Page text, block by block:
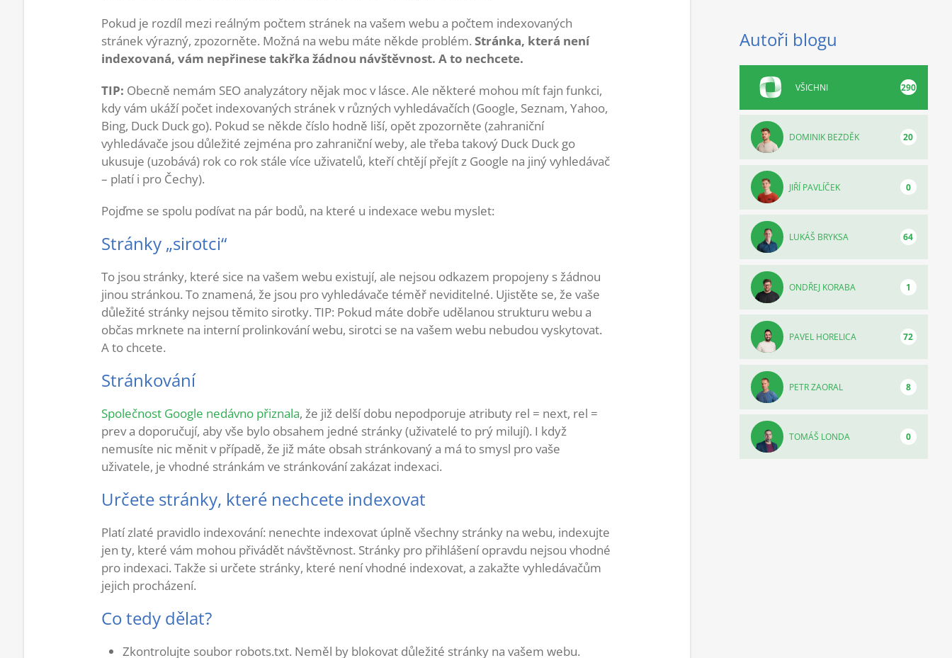
Pokud je rozdíl mezi reálným počtem stránek na vašem webu a počtem indexovaných
stránek výrazný, zpozorněte. Možná na webu máte někde problém. Stránka, která není
indexovaná, vám nepřinese takřka žádnou návštěvnost. A to nechcete.
TIP: Obecně nemám SEO analyzátory nějak moc v lásce. Ale některé mohou mít fajn funkci,
kdy vám ukáží počet indexovaných stránek v různých vyhledávačích (Google, Seznam, Yahoo,
Bing, Duck Duck go). Pokud se někde číslo hodně liší, opět zpozorněte (zahraniční
vyhledávače jsou důležité zejména pro zahraniční weby, ale třeba takový Duck Duck go
ukusuje (uzobává) rok co rok stále více uživatelů, kteří chtějí přejít z Google na jiný vyhledávač
– platí i pro Čechy).
Pojďme se spolu podívat na pár bodů, na které u indexace webu myslet:
Stránky „sirotci“
To jsou stránky, které sice na vašem webu existují, ale nejsou odkazem propojeny s žádnou
jinou stránkou. To znamená, že jsou pro vyhledávače téměř neviditelné. Ujistěte se, že vaše
důležité stránky nejsou těmito sirotky. TIP: Pokud máte dobře udělanou strukturu webu a
občas mrknete na interní prolinkování webu, sirotci se na vašem webu nebudou vyskytovat.
A to chcete.
Stránkování
Společnost Google nedávno přiznala, že již delší dobu nepodporuje atributy rel = next, rel =
prev a doporučují, aby vše bylo obsahem jedné stránky (uživatelé to prý milují). I když
nemusíte nic měnit v případě, že již máte obsah stránkovaný a má to smysl pro vaše
uživatele, je vhodné stránkám ve stránkování zakázat indexaci.
Určete stránky, které nechcete indexovat
Platí zlaté pravidlo indexování: nenechte indexovat úplně všechny stránky na webu, indexujte
jen ty, které vám mohou přivádět návštěvnost. Stránky pro přihlášení opravdu nejsou vhodné
pro indexaci. Takže si určete stránky, které není vhodné indexovat, a zakažte vyhledávačům
jejich procházení.
Co tedy dělat?
Zkontrolujte soubor robots.txt. Neměl by blokovat důležité stránky na vašem webu.
Autoři blogu
VŠICHNI 290
DOMINIK BEZDĚK 20
JIŘÍ PAVLÍČEK 0
LUKÁŠ BRYKSA 64
ONDŘEJ KORABA 1
PAVEL HORELICA 72
PETR ZAORAL 8
TOMÁŠ LONDA 0